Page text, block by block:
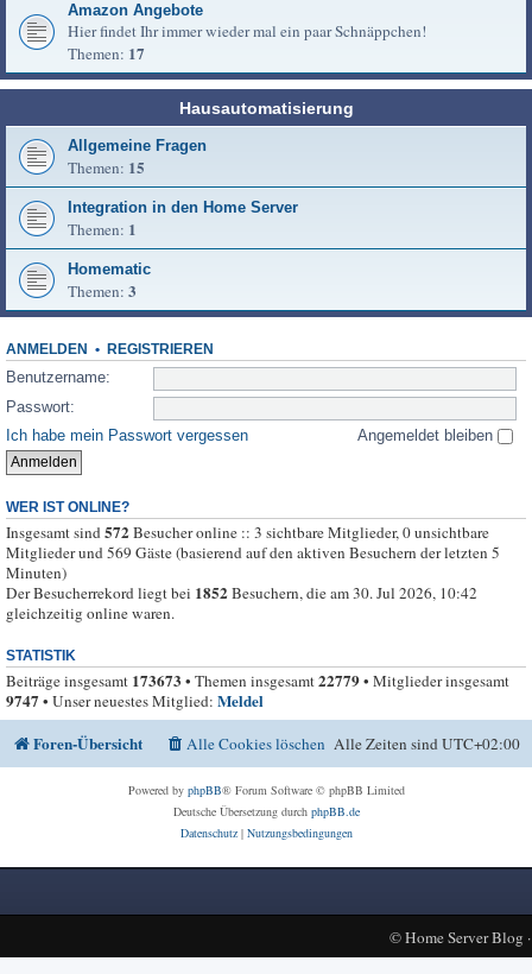
Amazon Angebote
Hier findet Ihr immer wieder mal ein paar Schnäppchen!
Themen: 17
Hausautomatisierung
Allgemeine Fragen
Themen: 15
Integration in den Home Server
Themen: 1
Homematic
Themen: 3
ANMELDEN • REGISTRIEREN
Benutzername:
Passwort:
Ich habe mein Passwort vergessen
Angemeldet bleiben
WER IST ONLINE?
Insgesamt sind572Besucher online :: 3 sichtbare Mitglieder, 0 unsichtbare
Mitglieder und 569 Gäste (basierend auf den aktiven Besuchern der letzten 5
Minuten)
Der Besucherrekord liegt bei 1852Besuchern, die am 30. Jul 2026, 10:42
gleichzeitig online waren.
STATISTIK
Beiträge insgesamt 173673 • Themen insgesamt22779• Mitglieder insgesamt
9747• Unser neuestes Mitglied: Meldel
Foren-Übersicht
Alle Zeiten sindUTC+02:00
Alle Cookies löschen
Powered by phpBB® Forum Software © phpBB Limited
Deutsche Übersetzung durch phpBB.de
Datenschutz| Nutzungsbedingungen
©Home Server Blog